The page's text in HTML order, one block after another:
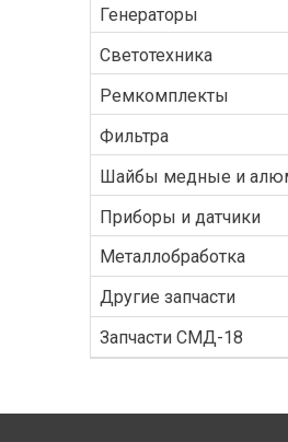
Генераторы
Светотехника
Ремкомплекты
Фильтра
Шайбы медные и
Приборы и датчики
Металлобработка
Другие запчасти
Запчасти СМД-18